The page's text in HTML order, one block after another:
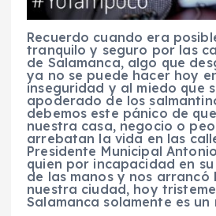
Recuerdo cuando era
tranquilo y seguro por las
de Salamanca, algo que
ya no se puede hacer hoy
inseguridad y al miedo que
apoderado de los
debemos este pánico de
nuestra casa, negocio o
arrebatan la vida en las
Presidente Municipal
quien por incapacidad en
de las manos y nos arrancó
nuestra ciudad, hoy
Salamanca solamente es un